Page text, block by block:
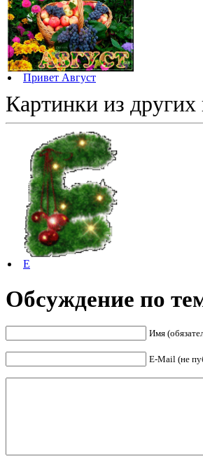
Привет Август
Картинки из других
Е
Обсуждение по
Имя
E-Mail (не